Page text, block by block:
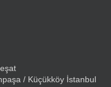
/ Küçükköy İstanbul